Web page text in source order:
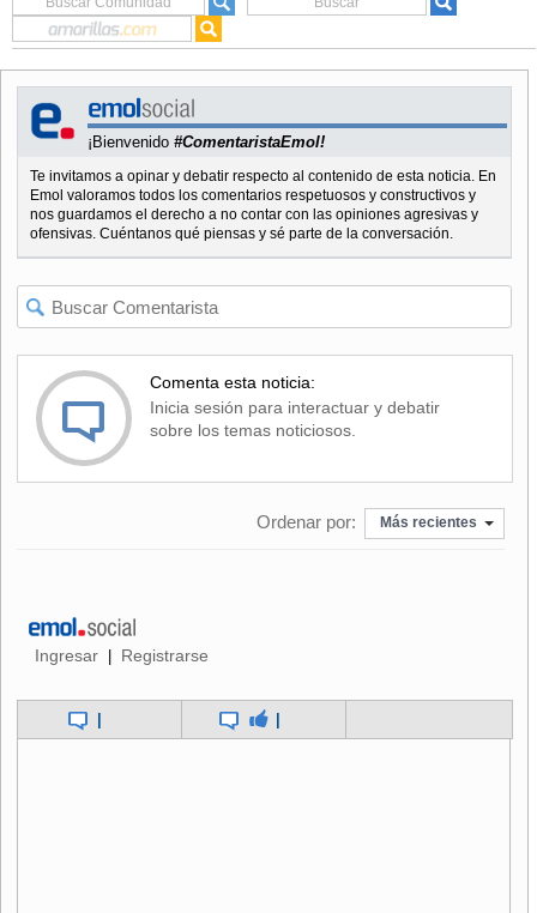
¡Bienvenido #ComentaristaEmol!
Te invitamos a opinar y debatir respecto al contenido de esta noticia. En
Emol valoramos todos los comentarios respetuosos y constructivos y
nos guardamos el derecho a no contar con las opiniones agresivas y
ofensivas. Cuéntanos qué piensas y sé parte de la conversación.
Comenta esta noticia:
Inicia sesión para interactuar y debatir
sobre los temas noticiosos.
Ordenar por: Más recientes
Ingresar | Registrarse
| |